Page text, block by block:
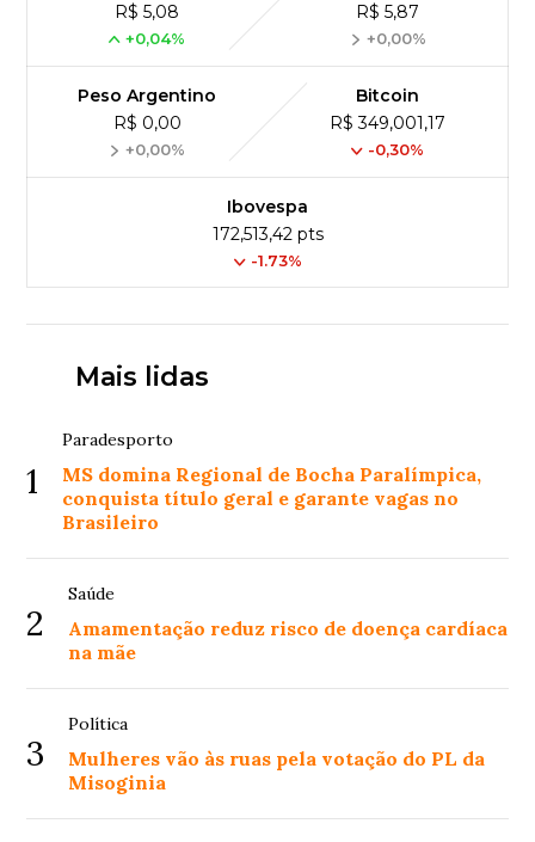
R$ 5,08
+0,04%
R$ 5,87
+0,00%
Peso Argentino
R$ 0,00
+0,00%
Bitcoin
R$ 349,001,17
-0,30%
Ibovespa
172,513,42 pts
-1.73%
Mais lidas
1
Paradesporto
MS domina Regional de Bocha Paralímpica,
conquista título geral e garante vagas no
Brasileiro
2
Saúde
Amamentação reduz risco de doença cardíaca
na mãe
3
Política
Mulheres vão às ruas pela votação do PL da
Misoginia